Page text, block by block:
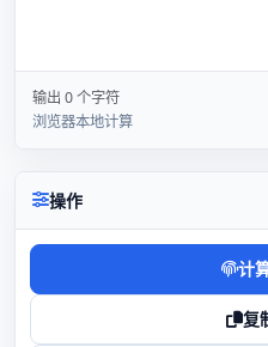
操作
计
复
输出 0 个字符
浏览器本地计算